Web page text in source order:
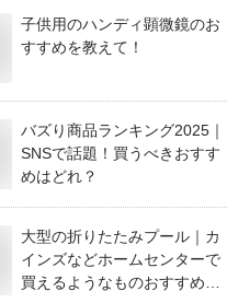
子供用のハンディ顕微鏡のお
すすめを教えて！
バズり商品ランキング2025｜
SNSで話題！買うべきおすす
めはどれ？
大型の折りたたみプール｜カ
インズなどホームセンターで
買えるようなものおすすめを